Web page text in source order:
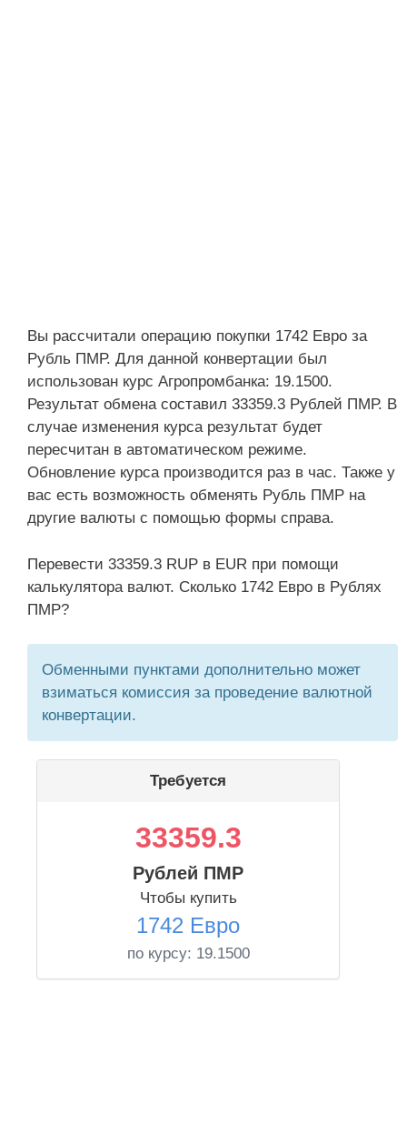
Вы рассчитали операцию покупки 1742 Евро за
Рубль ПМР. Для данной конвертации был
использован курс Агропромбанка: 19.1500.
Результат обмена составил 33359.3 Рублей ПМР. В
случае изменения курса результат будет
пересчитан в автоматическом режиме.
Обновление курса производится раз в час. Также у
вас есть возможность обменять Рубль ПМР на
другие валюты с помощью формы справа.
Перевести 33359.3 RUP в EUR при помощи
калькулятора валют. Сколько 1742 Евро в Рублях
ПМР?
Обменными пунктами дополнительно может
взиматься комиссия за проведение валютной
конвертации.
Требуется
33359.3
Рублей ПМР
Чтобы купить
1742 Евро
по курсу: 19.1500